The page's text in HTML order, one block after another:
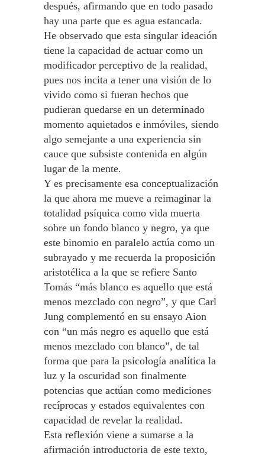
después, afirmando que en todo pasado
hay una parte que es agua estancada.
He observado que esta singular ideación
tiene la capacidad de actuar como un
modificador perceptivo de la realidad,
pues nos incita a tener una visión de lo
vivido como si fueran hechos que
pudieran quedarse en un determinado
momento aquietados e inmóviles, siendo
algo semejante a una experiencia sin
cauce que subsiste contenida en algún
lugar de la mente.
Y es precisamente esa conceptualización
la que ahora me mueve a reimaginar la
totalidad psíquica como vida muerta
sobre un fondo blanco y negro, ya que
este binomio en paralelo actúa como un
subrayado y me recuerda la proposición
aristotélica a la que se refiere Santo
Tomás “más blanco es aquello que está
menos mezclado con negro”, y que Carl
Jung complementó en su ensayo Aion
con “un más negro es aquello que está
menos mezclado con blanco”, de tal
forma que para la psicología analítica la
luz y la oscuridad son finalmente
potencias que actúan como mediciones
recíprocas y estados equivalentes con
capacidad de revelar la realidad.
Esta reflexión viene a sumarse a la
afirmación introductoria de este texto,